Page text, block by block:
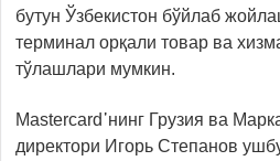
бутун Ўзбекистон бўйлаб
терминал орқали товар ва
тўлашлари мумкин.
Mastercard᾽нинг Грузия ва
директори Игорь Степанов